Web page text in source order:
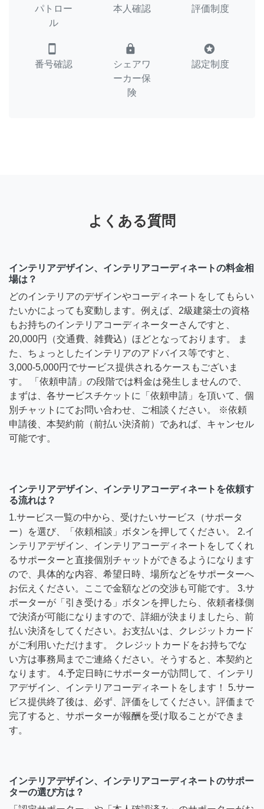
パトロー
ル
本人確認 評価制度
smartphone
番号確認
lock
シェアワ
ーカー保
険
stars
認定制度
よくある質問
インテリアデザイン、インテリアコーディネートの料金相
場は？
どのインテリアのデザインやコーディネートをしてもらい
たいかによっても変動します。例えば、2級建築士の資格
もお持ちのインテリアコーディネーターさんですと、
20,000円（交通費、雑費込）ほどとなっております。 ま
た、ちょっとしたインテリアのアドバイス等ですと、
3,000-5,000円でサービス提供されるケースもございま
す。 「依頼申請」の段階では料金は発生しませんので、
まずは、各サービスチケットに「依頼申請」を頂いて、個
別チャットにてお問い合わせ、ご相談ください。 ※依頼
申請後、本契約前（前払い決済前）であれば、キャンセル
可能です。
インテリアデザイン、インテリアコーディネートを依頼す
る流れは？
1.サービス一覧の中から、受けたいサービス（サポータ
ー）を選び、「依頼相談」ボタンを押してください。 2.イ
ンテリアデザイン、インテリアコーディネートをしてくれ
るサポーターと直接個別チャットができるようになります
ので、具体的な内容、希望日時、場所などをサポーターへ
お伝えください。ここで金額などの交渉も可能です。 3.サ
ポーターが「引き受ける」ボタンを押したら、依頼者様側
で決済が可能になりますので、詳細が決まりましたら、前
払い決済をしてください。お支払いは、クレジットカード
がご利用いただけます。 クレジットカードをお持ちでな
い方は事務局までご連絡ください。そうすると、本契約と
なります。 4.予定日時にサポーターが訪問して、インテリ
アデザイン、インテリアコーディネートをします！ 5.サー
ビス提供終了後は、必ず、評価をしてください。評価まで
完了すると、サポーターが報酬を受け取ることができま
す。
インテリアデザイン、インテリアコーディネートのサポー
ターの選び方は？